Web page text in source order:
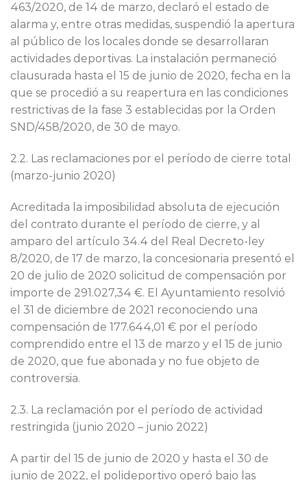
463/2020, de 14 de marzo, declaró el estado de
alarma y, entre otras medidas, suspendió la apertura
al público de los locales donde se desarrollaran
actividades deportivas. La instalación permaneció
clausurada hasta el 15 de junio de 2020, fecha en la
que se procedió a su reapertura en las condiciones
restrictivas de la fase 3 establecidas por la Orden
SND/458/2020, de 30 de mayo.
2.2. Las reclamaciones por el período de cierre total
(marzo-junio 2020)
Acreditada la imposibilidad absoluta de ejecución
del contrato durante el período de cierre, y al
amparo del artículo 34.4 del Real Decreto-ley
8/2020, de 17 de marzo, la concesionaria presentó el
20 de julio de 2020 solicitud de compensación por
importe de 291.027,34 €. El Ayuntamiento resolvió
el 31 de diciembre de 2021 reconociendo una
compensación de 177.644,01 € por el período
comprendido entre el 13 de marzo y el 15 de junio
de 2020, que fue abonada y no fue objeto de
controversia.
2.3. La reclamación por el período de actividad
restringida (junio 2020 – junio 2022)
A partir del 15 de junio de 2020 y hasta el 30 de
junio de 2022, el polideportivo operó bajo las